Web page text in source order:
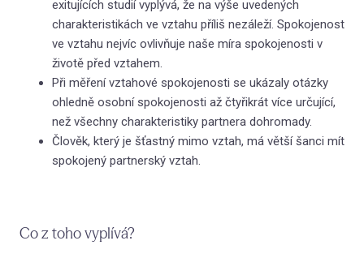
O nás
exitujících studií vyplývá, že na výše uvedených
charakteristikách ve vztahu příliš nezáleží. Spokojenost
ve vztahu nejvíc ovlivňuje naše míra spokojenosti v
životě před vztahem.
Při měření vztahové spokojenosti se ukázaly otázky
ohledně osobní spokojenosti až čtyřikrát více určující,
než všechny charakteristiky partnera dohromady.
Člověk, který je šťastný mimo vztah, má větší šanci mít
spokojený partnerský vztah.
Co z toho vyplívá?